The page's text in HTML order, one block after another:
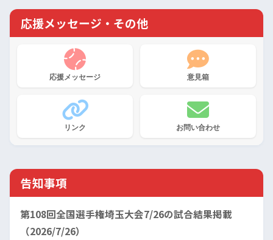
応援メッセージ・その他
応援メッセージ 意見箱
リンク お問い合わせ
告知事項
第108回全国選手権埼玉大会7/26の試合結果掲載
（2026/7/26）